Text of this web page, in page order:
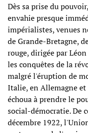
Dès sa prise du
envahie presque
impérialistes, venues
de Grande-Bretagne,
rouge, dirigée par
les conquêtes de la
malgré l'éruption de
Italie, en Allemagne et
échoua à prendre le
social-démocratie. De
décembre 1922,